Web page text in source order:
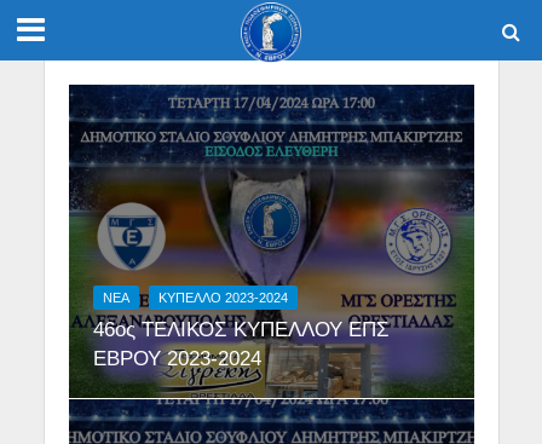
NEA ΚΥΠΕΛΛΟ 2023-2024
46ος ΤΕΛΙΚΟΣ ΚΥΠΕΛΛΟΥ ΕΠΣ
ΕΒΡΟΥ 2023-2024